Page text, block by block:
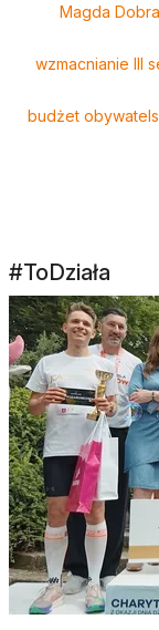
Magda
wzmacnianie III
budżet
#ToDziała